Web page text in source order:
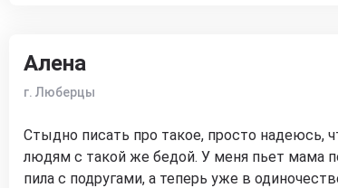
Алена
г. Люберцы
Стыдно писать про такое, просто надеюсь,
людям с такой же бедой. У меня пьет мама
пила с подругами, а теперь уже в